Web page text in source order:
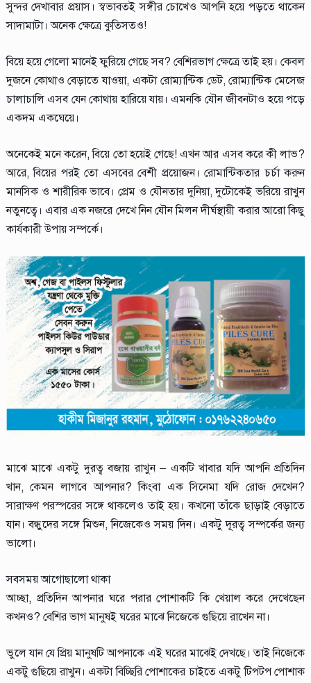
সুন্দর দেখাবার প্রয়াস। স্বভাবতই সঙ্গীর চোখেও আপনি হয়ে পড়তে থাকেন
সাদামাটা। অনেক ক্ষেত্রে কুত্‍সিতও!
বিয়ে হয়ে গেলো মানেই ফুরিয়ে গেছে সব? বেশিরভাগ ক্ষেত্রে তাই হয়। কেবল
দুজনে কোথাও বেড়াতে যাওয়া, একটা রোম্যান্টিক ডেট, রোম্যান্টিক মেসেজ
চালাচালি এসব যেন কোথায় হারিয়ে যায়। এমনকি যৌন জীবনটাও হয়ে পড়ে
একদম একঘেয়ে।
অনেকেই মনে করেন, বিয়ে তো হয়েই গেছে! এখন আর এসব করে কী লাভ?
আরে, বিয়ের পরই তো এসবের বেশী প্রয়োজন। রোমান্টিকতার চর্চা করুন
মানসিক ও শারীরিক ভাবে। প্রেম ও যৌনতার দুনিয়া, দুটোকেই ভরিয়ে রাখুন
নতুনত্বে। এবার এক নজরে দেখে নিন যৌন মিলন দীর্ঘস্থায়ী করার আরো কিছু
কার্যকারী উপায় সম্পর্কে।
মাঝে মাঝে একটু দুরত্ব বজায় রাখুন – একটি খাবার যদি আপনি প্রতিদিন
খান, কেমন লাগবে আপনার? কিংবা এক সিনেমা যদি রোজ দেখেন?
সারাক্ষণ পরস্পরের সঙ্গে থাকলেও তাই হয়। কখনো তাঁকে ছাড়াই বেড়াতে
যান। বন্ধুদের সঙ্গে মিশুন, নিজেকেও সময় দিন। একটু দূরত্ব সম্পর্কের জন্য
ভালো।
সবসময় আগোছালো থাকা
আচ্ছা, প্রতিদিন আপনার ঘরে পরার পোশাকটি কি খেয়াল করে দেখেছেন
কখনও? বেশির ভাগ মানুষই ঘরের মাঝে নিজেকে গুছিয়ে রাখেন না।
ভুলে যান যে প্রিয় মানুষটি আপনাকে এই ঘরের মাঝেই দেখছে। তাই নিজেকে
একটু গুছিয়ে রাখুন। একটা বিচ্ছিরি পোশাকের চাইতে একটু টিপটপ পোশাক